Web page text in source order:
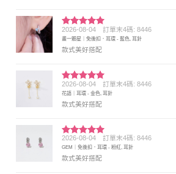
評分5 滿
分 5
2026-08-04 訂單末4碼: 8446
畫一顆星｜免後扣．耳環 - 藍色, 耳針
款式美好搭配
評分5 滿
分 5
2026-08-04 訂單末4碼: 8446
花語｜耳環 - 金色, 耳針
款式美好搭配
評分5 滿
分 5
2026-08-04 訂單末4碼: 8446
GEM｜免後扣．耳環 - 粉紅, 耳針
款式美好搭配